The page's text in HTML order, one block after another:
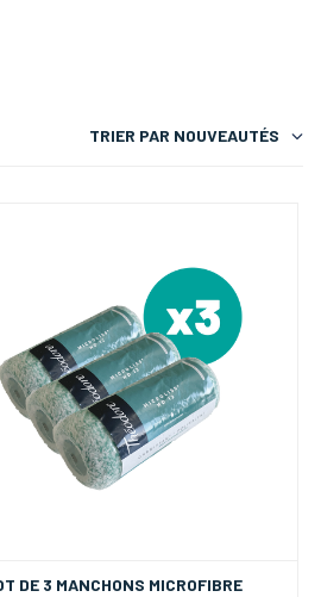
TRIER PAR NOUVEAUTÉS
DE 3 MANCHONS MICROFIBRE